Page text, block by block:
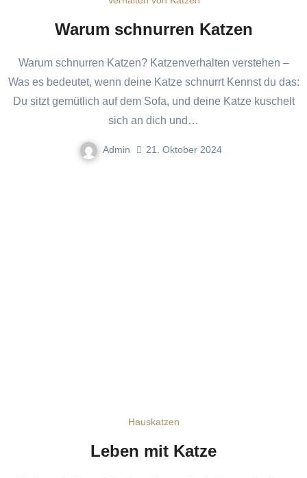
Warum schnurren Katzen
Warum schnurren Katzen? Katzenverhalten verstehen –
Was es bedeutet, wenn deine Katze schnurrt Kennst du das:
Du sitzt gemütlich auf dem Sofa, und deine Katze kuschelt
sich an dich und…
Admin 21. Oktober 2024
Hauskatzen
Leben mit Katze